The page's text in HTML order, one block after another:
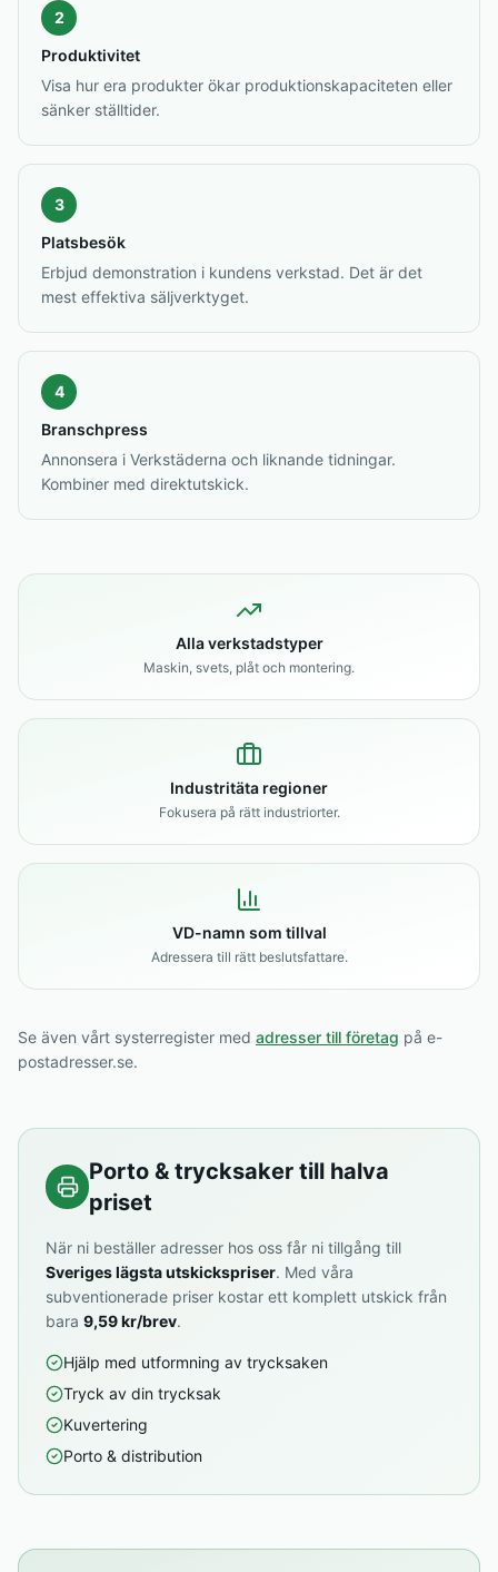
2
Produktivitet
Visa hur era produkter ökar produktionskapaciteten eller
sänker ställtider.
3
Platsbesök
Erbjud demonstration i kundens verkstad. Det är det
mest effektiva säljverktyget.
4
Branschpress
Annonsera i Verkstäderna och liknande tidningar.
Kombiner med direktutskick.
Alla verkstadstyper
Maskin, svets, plåt och montering.
Industritäta regioner
Fokusera på rätt industriorter.
VD-namn som tillval
Adressera till rätt beslutsfattare.
Se även vårt systerregister med adresser till företag på e-
postadresser.se.
Porto & trycksaker till halva
priset
När ni beställer adresser hos oss får ni tillgång till
Sveriges lägsta utskickspriser. Med våra
subventionerade priser kostar ett komplett utskick från
bara 9,59 kr/brev.
Hjälp med utformning av trycksaken
Tryck av din trycksak
Kuvertering
Porto & distribution